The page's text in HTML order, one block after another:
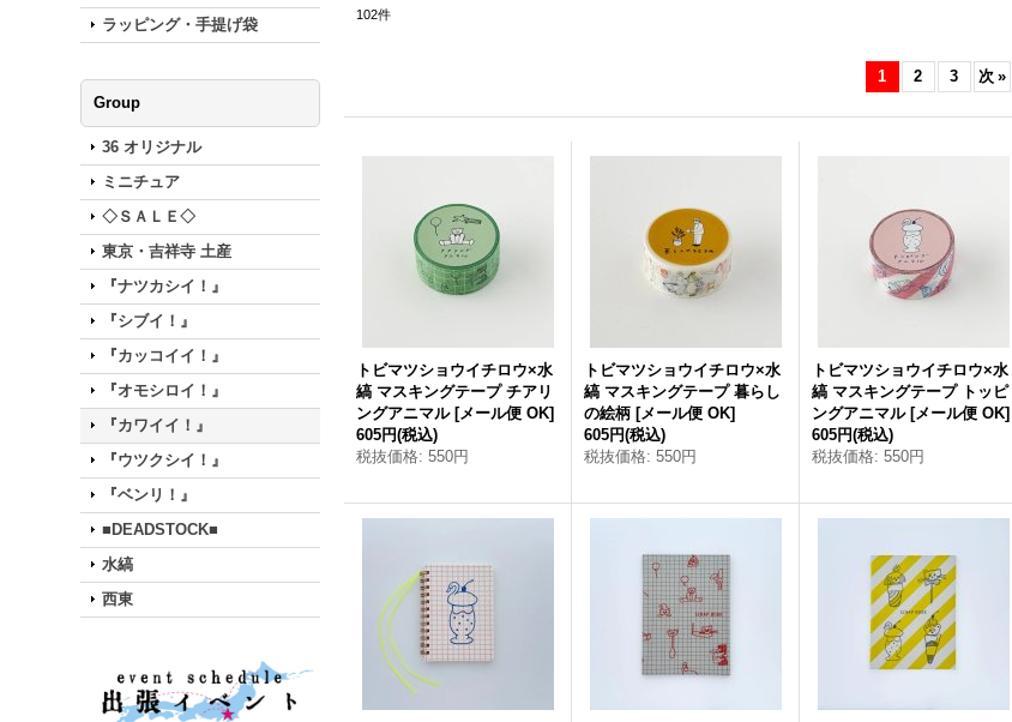
ラッピング・手提げ袋
Group
36 オリジナル
ミニチュア
◇ＳＡＬＥ◇
東京・吉祥寺 土産
『ナツカシイ！』
『シブイ！』
『カッコイイ！』
『オモシロイ！』
『カワイイ！』
『ウツクシイ！』
『ベンリ！』
■DEADSTOCK■
水縞
西東
102件
1 2 3 次 »
トビマツショウイチロウ×水
縞 マスキングテープ チアリ
ングアニマル [メール便 OK]
605円(税込)
税抜価格: 550円
トビマツショウイチロウ×水
縞 マスキングテープ 暮らし
の絵柄 [メール便 OK]
605円(税込)
税抜価格: 550円
トビマツショウイチロウ×水
縞 マスキングテープ トッピ
ングアニマル [メール便 OK]
605円(税込)
税抜価格: 550円